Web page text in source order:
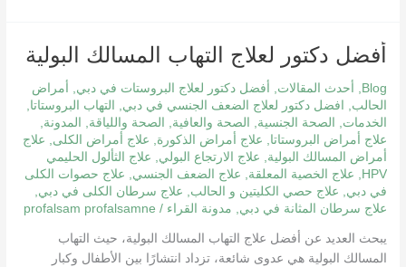
أفضل دكتور لعلاج التهاب المسالك البولية
Blog أحدث المقالات أفضل دكتور لعلاج البروستات في دبي
أمراض
الحالب
افضل دكتور لعلاج الضعف الجنسي في دبي التهاب البروستاتا
الخدمات
الصحة الجنسية الصحة والعافية الصحة واللياقة المدونة
علاج أمراض البروستاتا
علاج أمراض الذكورة علاج أمراض الكلى
علاج
أمراض المسالك البولية
علاج الارتجاع البولي
علاج الثألول الحليمي
HPV
علاج الخصية المعلقة علاج الضعف الجنسي
علاج حصوات الكلى
في دبي
علاج حصي الكليتين و الحالب علاج سرطان الكلى في دبي
علاج سرطان المثانة في دبي
مدونة القراء /
profalsam profalsamne
يبحث العديد عن أفضل علاج التهاب المسالك البولية، حيث التهاب
المسالك البولية هي عدوى شائعة، تزداد انتشارًا بين الأطفال وكبار
أفضل
لعلاج
التهاب
المسالك
البولية